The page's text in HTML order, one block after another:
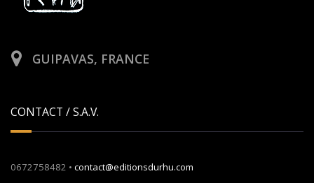
GUIPAVAS, FRANCE
CONTACT / S.A.V.
0672758482 • contact@editionsdurhu.com